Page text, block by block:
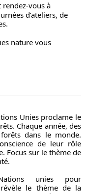
rendez-vous à
d’ateliers, de
nature vous
Unies proclame le
Chaque année, des
dans le monde.
de leur rôle
Focus sur le thème de
unies pour
révèle le thème de la